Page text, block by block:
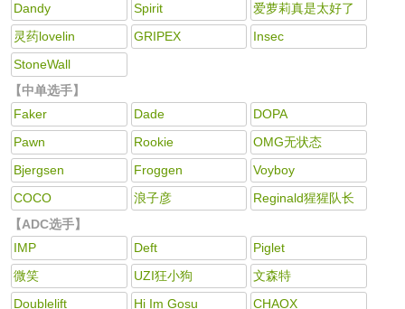
Dandy
Spirit
爱萝莉真是太好了
灵药lovelin
GRIPEX
Insec
StoneWall
【中单选手】
Faker
Dade
DOPA
Pawn
Rookie
OMG无状态
Bjergsen
Froggen
Voyboy
COCO
浪子彦
Reginald猩猩队长
【ADC选手】
IMP
Deft
Piglet
微笑
UZI狂小狗
文森特
Doublelift
Hi Im Gosu CHAOX